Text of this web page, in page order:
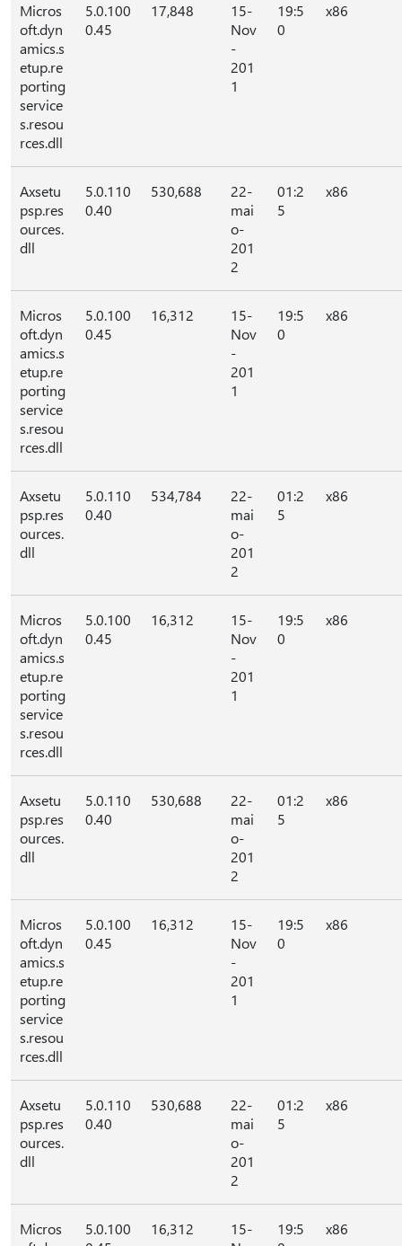
Micros
oft.dyn
amics.s
etup.re
porting
service
s.resou
rces.dll
5.0.100
0.45
17,848
15-
Nov
-
201
1
19:5
0
x86
Axsetu
psp.res
ources.
dll
5.0.110
0.40
530,688
22-
mai
o-
201
2
01:2
5
x86
Micros
oft.dyn
amics.s
etup.re
porting
service
s.resou
rces.dll
5.0.100
0.45
16,312
15-
Nov
-
201
1
19:5
0
x86
Axsetu
psp.res
ources.
dll
5.0.110
0.40
534,784
22-
mai
o-
201
2
01:2
5
x86
Micros
oft.dyn
amics.s
etup.re
porting
service
s.resou
rces.dll
5.0.100
0.45
16,312
15-
Nov
-
201
1
19:5
0
x86
Axsetu
psp.res
ources.
dll
5.0.110
0.40
530,688
22-
mai
o-
201
2
01:2
5
x86
Micros
oft.dyn
amics.s
etup.re
porting
service
s.resou
rces.dll
5.0.100
0.45
16,312
15-
Nov
-
201
1
19:5
0
x86
Axsetu
psp.res
ources.
dll
5.0.110
0.40
530,688
22-
mai
o-
201
2
01:2
5
x86
Micros
5.0.100
16,312
15-
19:5
x86